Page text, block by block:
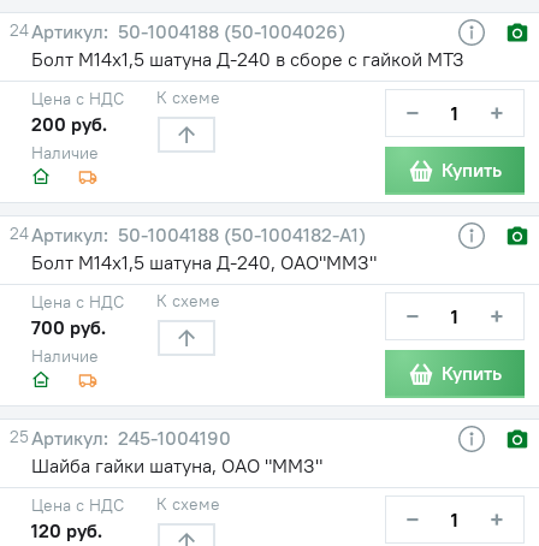
24
50-1004188 (50-1004026)
Болт М14х1,5 шатуна Д-240 в сборе с гайкой МТЗ
Наличие
Цена с НДС
200 руб.
К схеме − +
Купить
24
50-1004188 (50-1004182-А1)
Болт М14х1,5 шатуна Д-240, ОАО"ММЗ"
Наличие
Цена с НДС
700 руб.
К схеме − +
Купить
25
245-1004190
Шайба гайки шатуна, ОАО "ММЗ"
Цена с НДС
120 руб.
К схеме − +